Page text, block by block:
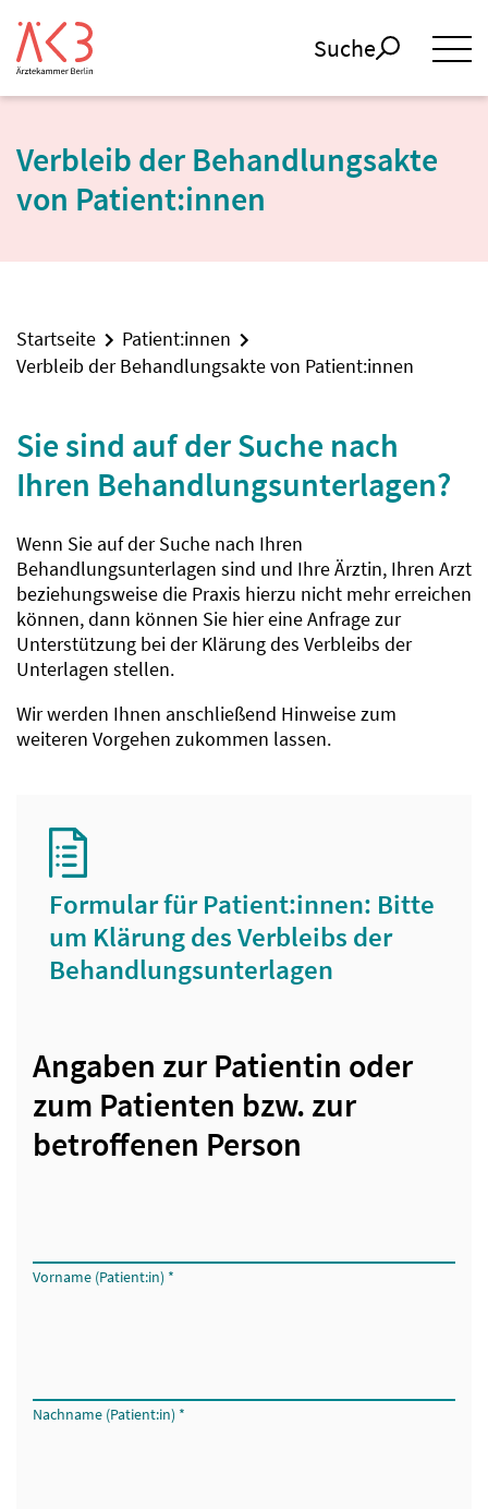
Suche
Verbleib der Behandlungsakte
von Patient:innen
Startseite
Patient:innen
Verbleib der Behandlungsakte von Patient:innen
Sie sind auf der Suche nach
Ihren Behandlungsunterlagen?
Wenn Sie auf der Suche nach Ihren
Behandlungsunterlagen sind und Ihre Ärztin, Ihren Arzt
beziehungsweise die Praxis hierzu nicht mehr erreichen
können, dann können Sie hier eine Anfrage zur
Unterstützung bei der Klärung des Verbleibs der
Unterlagen stellen.
Wir werden Ihnen anschließend Hinweise zum
weiteren Vorgehen zukommen lassen.
Formular für Patient:innen: Bitte
um Klärung des Verbleibs der
Behandlungsunterlagen
Angaben zur Patientin oder
zum Patienten bzw. zur
betroffenen Person
Vorname (Patient:in) *
Nachname (Patient:in) *